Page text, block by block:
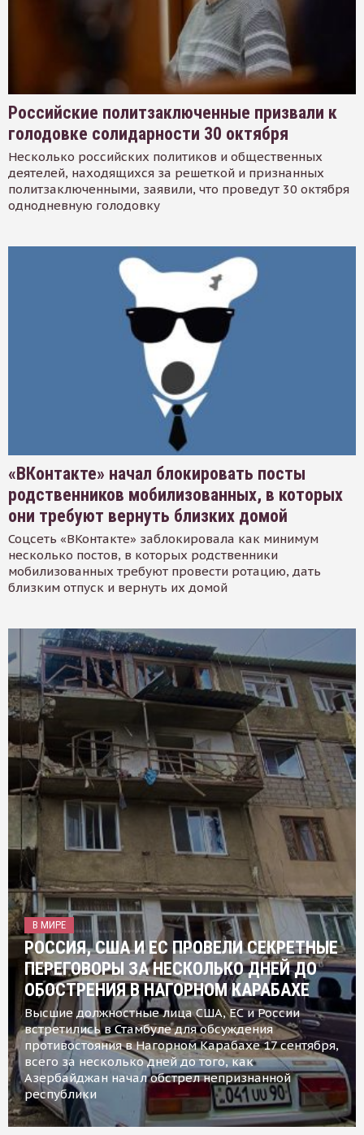
Российские политзаключенные призвали к
голодовке солидарности 30 октября
Несколько российских политиков и общественных
деятелей, находящихся за решеткой и признанных
политзаключенными, заявили, что проведут 30 октября
однодневную голодовку
«ВКонтакте» начал блокировать посты
родственников мобилизованных, в которых
они требуют вернуть близких домой
Соцсеть «ВКонтакте» заблокировала как минимум
несколько постов, в которых родственники
мобилизованных требуют провести ротацию, дать
близким отпуск и вернуть их домой
В МИРЕ
РОССИЯ, США И ЕС ПРОВЕЛИ СЕКРЕТНЫЕ
ПЕРЕГОВОРЫ ЗА НЕСКОЛЬКО ДНЕЙ ДО
ОБОСТРЕНИЯ В НАГОРНОМ КАРАБАХЕ
Высшие должностные лица США, ЕС и России
встретились в Стамбуле для обсуждения
противостояния в Нагорном Карабахе 17 сентября,
всего за несколько дней до того, как
Азербайджан начал обстрел непризнанной
республики